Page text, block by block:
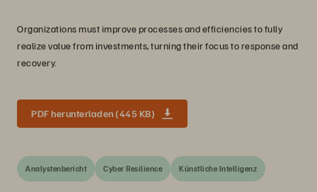
Organizations must improve processes and efficiencies to fully
realize value from investments, turning their focus to response and
recovery.
PDF herunterladen (445 KB)
Analystenbericht Cyber Resilience Künstliche Intelligenz